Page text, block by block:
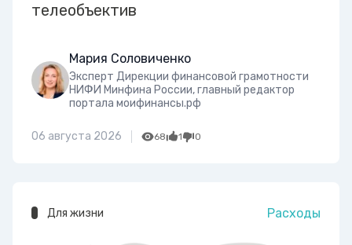
телеобъектив
Мария Соловиченко
Эксперт Дирекции финансовой грамотности
НИФИ Минфина России, главный редактор
портала моифинансы.рф
06 августа 2026 68 1 0
Для жизни Расходы